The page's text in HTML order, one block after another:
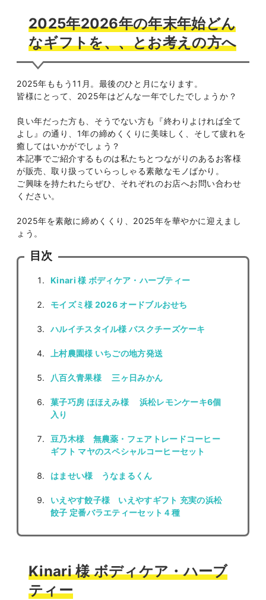
2025年2026年の年末年始どん
なギフトを、、とお考えの方へ
2025年ももう11月。最後のひと月になります。
皆様にとって、2025年はどんな一年でしたでしょうか？
良い年だった方も、そうでない方も『終わりよければ全て
よし』の通り、1年の締めくくりに美味しく、そして疲れを
癒してはいかがでしょう？
本記事でご紹介するものは私たちとつながりのあるお客様
が販売、取り扱っていらっしゃる素敵なモノばかり。
ご興味を持たれたらぜひ、それぞれのお店へお問い合わせ
ください。
2025年を素敵に締めくくり、2025年を華やかに迎えまし
ょう。
目次
Kinari 様 ボディケア・ハーブティー
モイズミ様 2026 オードブルおせち
ハルイチスタイル様 バスクチーズケーキ
上村農園様 いちごの地方発送
八百久青果様 三ヶ日みかん
菓子巧房 ほほえみ様 浜松レモンケーキ6個
入り
豆乃木様 無農薬・フェアトレードコーヒー
ギフト マヤのスペシャルコーヒーセット
はませい様 うなまるくん
いえやす餃子様 いえやすギフト 充実の浜松
餃子 定番バラエティーセット４種
Kinari 様 ボディケア・ハーブ
ティー